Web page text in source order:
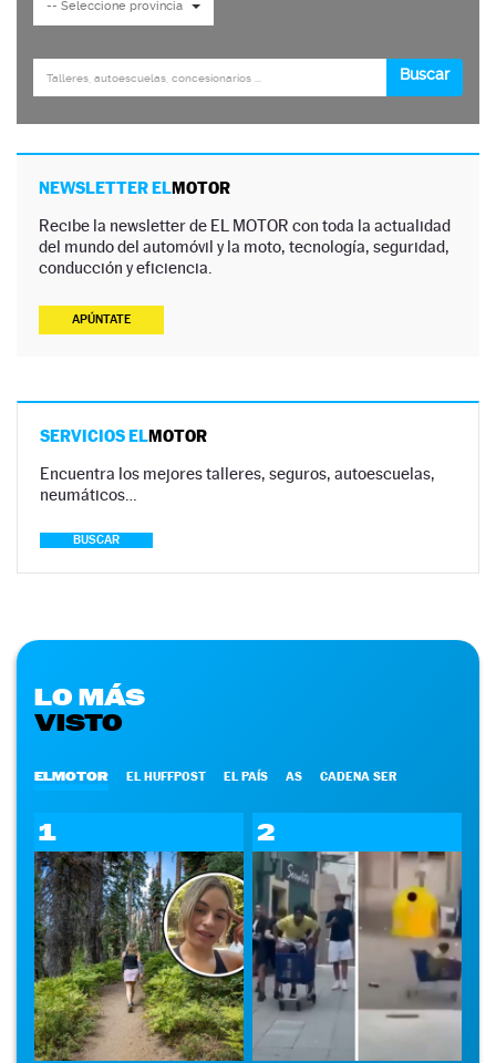
NEWSLETTER ELMOTOR
Recibe la newsletter de EL MOTOR con toda la actualidad
del mundo del automóvil y la moto, tecnología, seguridad,
conducción y eficiencia.
APÚNTATE
SERVICIOS ELMOTOR
Encuentra los mejores talleres, seguros, autoescuelas,
neumáticos…
BUSCAR
LO MÁS
VISTO
ELMOTOR EL HUFFPOST EL PAÍS AS CADENA SER
1 2